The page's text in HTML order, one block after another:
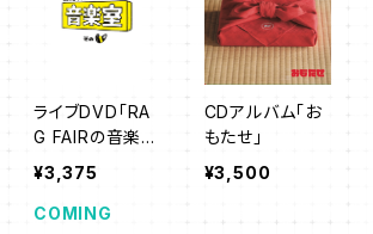
ライブDVD「RA
G FAIRの音楽室
その1」25%オフ
SALE
¥3,375
COMING
CDアルバム「お
もたせ」
¥3,500